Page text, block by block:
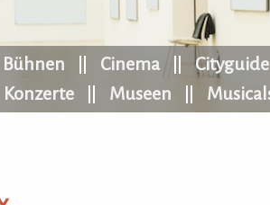
Bühnen Cinema Cityguide
Konzerte
Museen